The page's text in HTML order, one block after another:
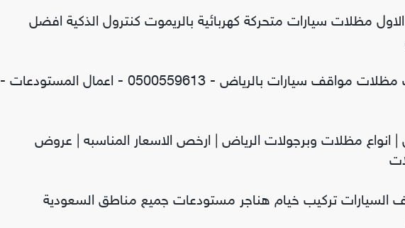
مظلات سيارات متحركة كهربائية بالريموت كنترول الذكية افضل
معرض مظلات وسواتر الاختيار الاول تركيب مظلات مواقف سيارات بالرياض - 0500559613 - اعمال المستودعات -
| انواع مظلات وبرجولات الرياض | ارخص الاسعار المناسبه | عروض
السيارات تركيب خيام هناجر مستودعات جميع مناطق السعودية